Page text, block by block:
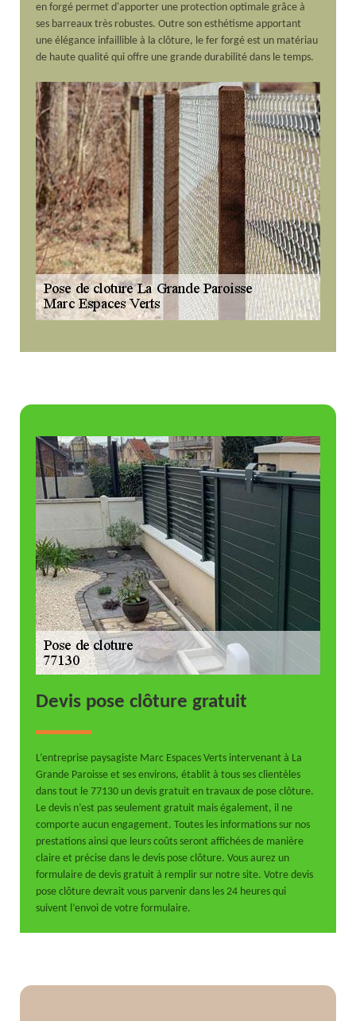
en forgé permet d'apporter une protection optimale grâce à
ses barreaux très robustes. Outre son esthétisme apportant
une élégance infaillible à la clôture, le fer forgé est un matériau
de haute qualité qui offre une grande durabilité dans le temps.
Devis pose clôture gratuit
L’entreprise paysagiste Marc Espaces Verts intervenant à La
Grande Paroisse et ses environs, établit à tous ses clientèles
dans tout le 77130 un devis gratuit en travaux de pose clôture.
Le devis n’est pas seulement gratuit mais également, il ne
comporte aucun engagement. Toutes les informations sur nos
prestations ainsi que leurs coûts seront affichées de manière
claire et précise dans le devis pose clôture. Vous aurez un
formulaire de devis gratuit à remplir sur notre site. Votre devis
pose clôture devrait vous parvenir dans les 24 heures qui
suivent l’envoi de votre formulaire.